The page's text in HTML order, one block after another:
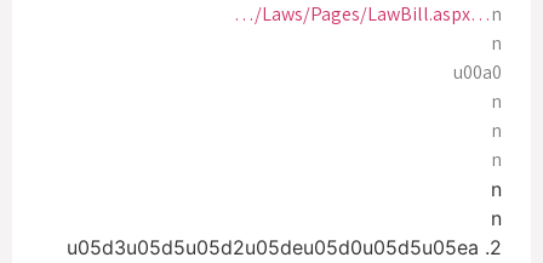
…/Laws/Pages/LawBill.aspx…n
n
u00a0
n
n
n
n
n
2. u05d3u05d5u05d2u05deu05d0u05d5u05ea